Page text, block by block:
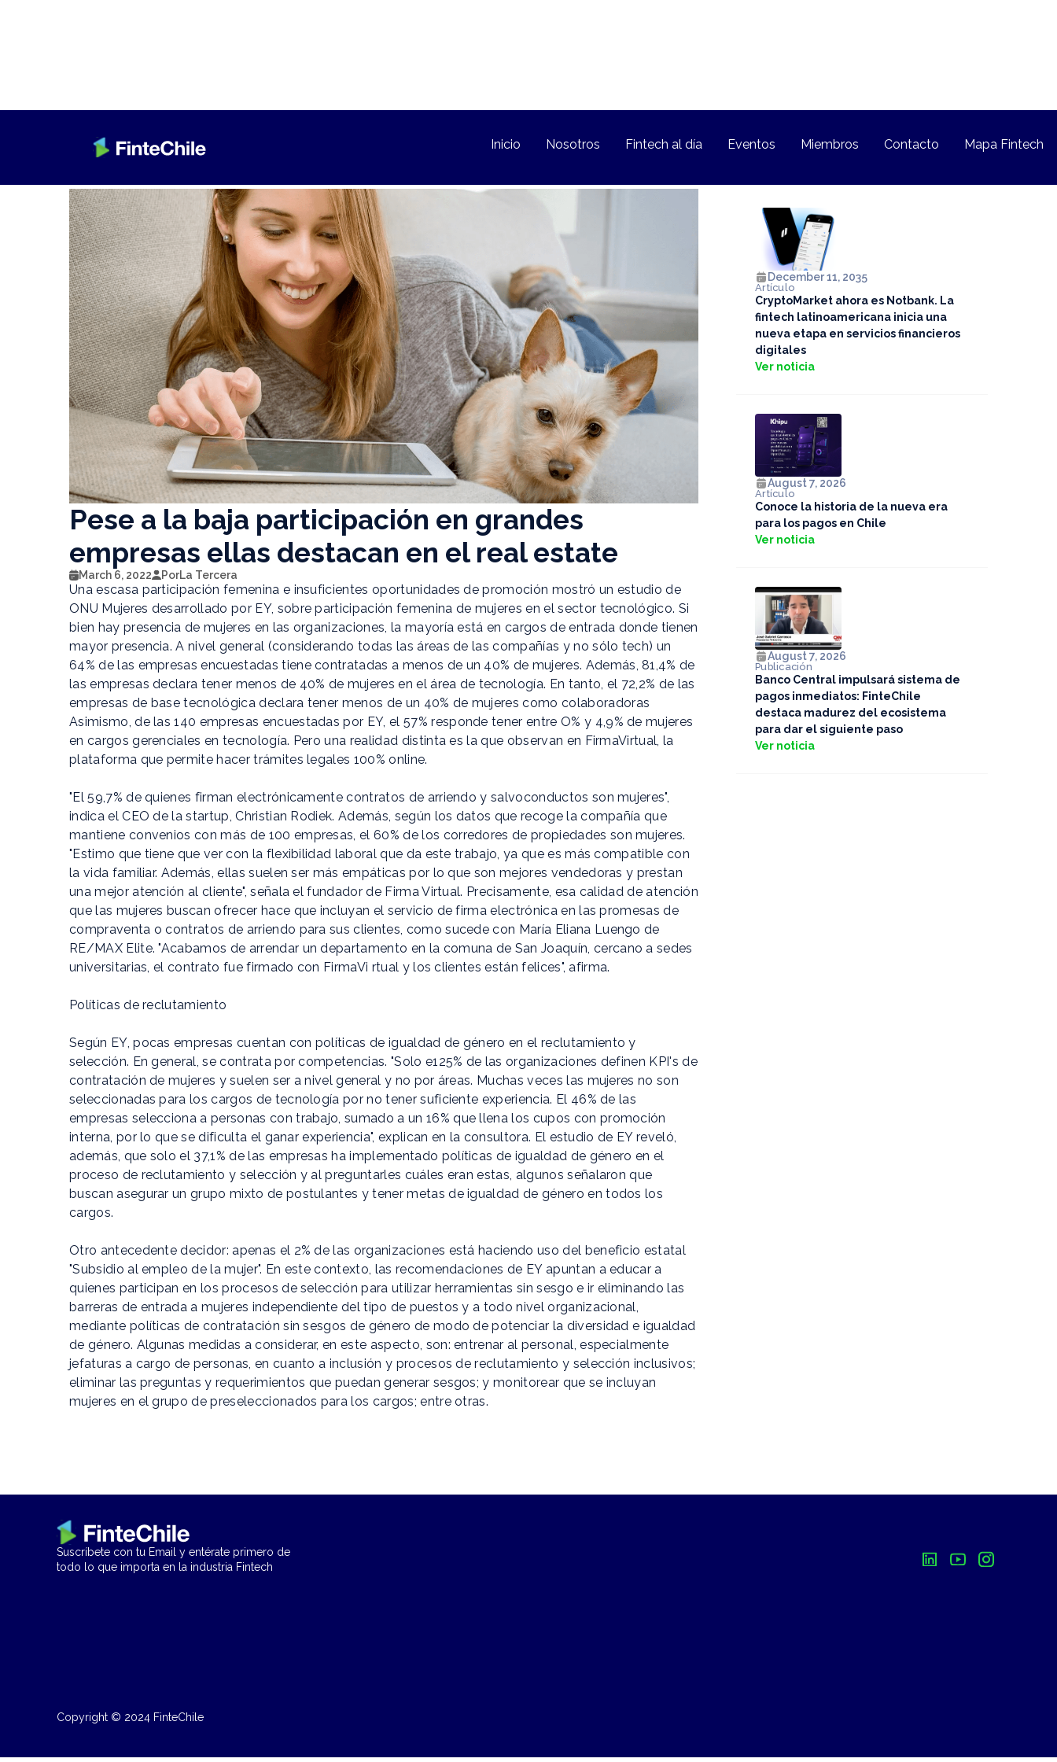
Inicio Nosotros Fintech al día Eventos Miembros Contacto Mapa Fintech
Pese a la baja participación en grandes
empresas ellas destacan en el real estate
March 6, 2022 PorLa Tercera
Una escasa participación femenina e insuficientes oportunidades de promoción mostró un estudio de
ONU Mujeres desarrollado por EY, sobre participación femenina de mujeres en el sector tecnológico. Si
bien hay presencia de mujeres en las organizaciones, la mayoría está en cargos de entrada donde tienen
mayor presencia. A nivel general (considerando todas las áreas de las compañías y no sólo tech) un
64% de las empresas encuestadas tiene contratadas a menos de un 40% de mujeres. Además, 81,4% de
las empresas declara tener menos de 40% de mujeres en el área de tecnología. En tanto, el 72,2% de las
empresas de base tecnológica declara tener menos de un 40% de mujeres como colaboradoras
Asimismo, de las 140 empresas encuestadas por EY, el 57% responde tener entre O% y 4,9% de mujeres
en cargos gerenciales en tecnología. Pero una realidad distinta es la que observan en FirmaVirtual, la
plataforma que permite hacer trámites legales 100% online.
"El 59,7% de quienes firman electrónicamente contratos de arriendo y salvoconductos son mujeres",
indica el CEO de la startup, Christian Rodiek. Además, según los datos que recoge la compañía que
mantiene convenios con más de 100 empresas, el 60% de los corredores de propiedades son mujeres.
"Estimo que tiene que ver con la flexibilidad laboral que da este trabajo, ya que es más compatible con
la vida familiar. Además, ellas suelen ser más empáticas por lo que son mejores vendedoras y prestan
una mejor atención al cliente", señala el fundador de Firma Virtual. Precisamente, esa calidad de atención
que las mujeres buscan ofrecer hace que incluyan el servicio de firma electrónica en las promesas de
compraventa o contratos de arriendo para sus clientes, como sucede con María Eliana Luengo de
RE/MAX Elite. "Acabamos de arrendar un departamento en la comuna de San Joaquín, cercano a sedes
universitarias, el contrato fue firmado con FirmaVi rtual y los clientes están felices", afirma.
Políticas de reclutamiento
Según EY, pocas empresas cuentan con políticas de igualdad de género en el reclutamiento y
selección. En general, se contrata por competencias. "Solo e125% de las organizaciones definen KPI's de
contratación de mujeres y suelen ser a nivel general y no por áreas. Muchas veces las mujeres no son
seleccionadas para los cargos de tecnología por no tener suficiente experiencia. El 46% de las
empresas selecciona a personas con trabajo, sumado a un 16% que llena los cupos con promoción
interna, por lo que se dificulta el ganar experiencia", explican en la consultora. El estudio de EY reveló,
además, que solo el 37,1% de las empresas ha implementado políticas de igualdad de género en el
proceso de reclutamiento y selección y al preguntarles cuáles eran estas, algunos señalaron que
buscan asegurar un grupo mixto de postulantes y tener metas de igualdad de género en todos los
cargos.
Otro antecedente decidor: apenas el 2% de las organizaciones está haciendo uso del beneficio estatal
"Subsidio al empleo de la mujer". En este contexto, las recomendaciones de EY apuntan a educar a
quienes participan en los procesos de selección para utilizar herramientas sin sesgo e ir eliminando las
barreras de entrada a mujeres independiente del tipo de puestos y a todo nivel organizacional,
mediante políticas de contratación sin sesgos de género de modo de potenciar la diversidad e igualdad
de género. Algunas medidas a considerar, en este aspecto, son: entrenar al personal, especialmente
jefaturas a cargo de personas, en cuanto a inclusión y procesos de reclutamiento y selección inclusivos;
eliminar las preguntas y requerimientos que puedan generar sesgos; y monitorear que se incluyan
mujeres en el grupo de preseleccionados para los cargos; entre otras.
December 11, 2035
Artículo
CryptoMarket ahora es Notbank. La
fintech latinoamericana inicia una
nueva etapa en servicios financieros
digitales
Ver noticia
August 7, 2026
Artículo
Conoce la historia de la nueva era
para los pagos en Chile
Ver noticia
August 7, 2026
Publicación
Banco Central impulsará sistema de
pagos inmediatos: FinteChile
destaca madurez del ecosistema
para dar el siguiente paso
Ver noticia
Suscríbete con tu Email y entérate primero de
todo lo que importa en la industria Fintech
Copyright © 2024 FinteChile